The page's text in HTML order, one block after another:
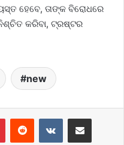
ହେବେ, ତାଙ୍କ ବିରୋଧରେ
କରିବା, ଟ୍ରଷ୍ଟର
new